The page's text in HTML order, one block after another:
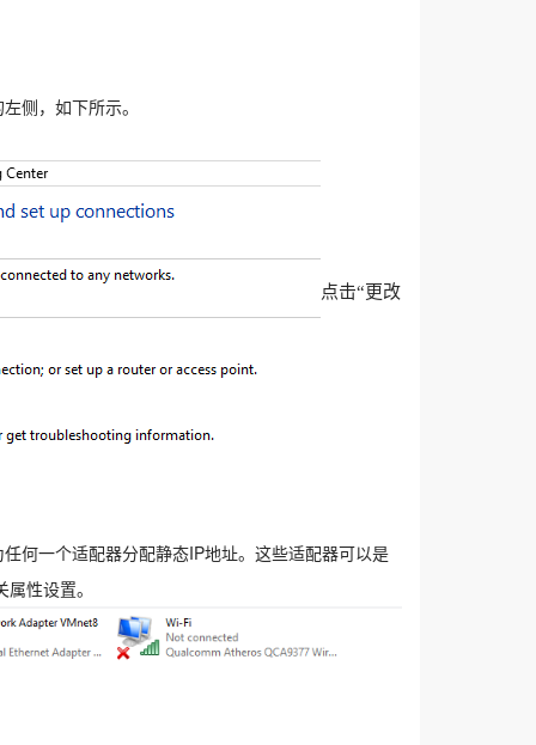
侧，如下所示。
点击“更改
何一个适配器分配静态IP地址。这些适配器可以是
性设置。